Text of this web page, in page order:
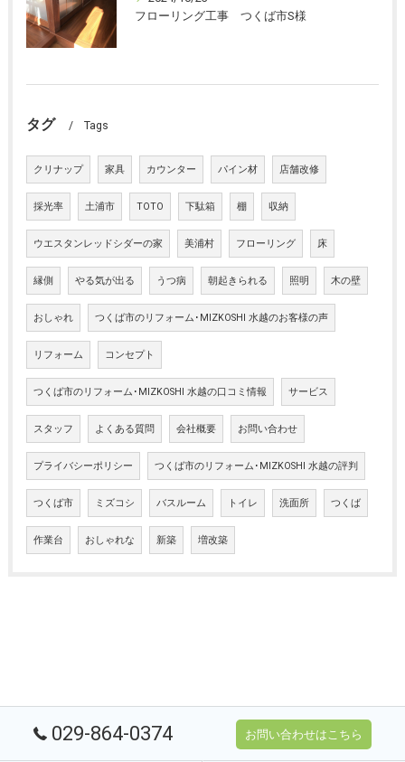
フローリング工事 つくば市S様
タグ Tags
クリナップ 家具 カウンター パイン材 店舗改修
採光率 土浦市 TOTO 下駄箱 棚 収納
ウエスタンレッドシダーの家 美浦村 フローリング 床
縁側 やる気が出る うつ病 朝起きられる 照明 木の壁
おしゃれ つくば市のリフォーム･MIZKOSHI 水越のお客様の声
リフォーム コンセプト
つくば市のリフォーム･MIZKOSHI 水越の口コミ情報 サービス
スタッフ よくある質問 会社概要 お問い合わせ
プライバシーポリシー つくば市のリフォーム･MIZKOSHI 水越の評判
つくば市 ミズコシ バスルーム トイレ 洗面所 つくば
作業台 おしゃれな 新築 増改築
029-864-0374 お問い合わせはこちら